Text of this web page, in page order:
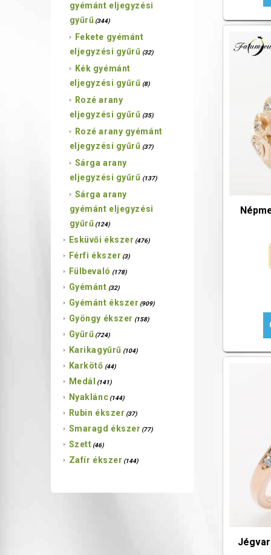
gyémánt eljegyzési
gyűrű (344)
Fekete gyémánt
eljegyzési gyűrű (32)
Kék gyémánt
eljegyzési gyűrű (8)
Rozé arany
eljegyzési gyűrű (35)
Rozé arany gyémánt
eljegyzési gyűrű (37)
Sárga arany
eljegyzési gyűrű (137)
Sárga arany
gyémánt eljegyzési
gyűrű (124)
Esküvői ékszer (476)
Férfi ékszer (3)
Fülbevaló (178)
Gyémánt (32)
Gyémánt ékszer (909)
Gyöngy ékszer (158)
Gyűrű (724)
Karikagyűrű (104)
Karkötő (44)
Medál (141)
Nyaklánc (144)
Rubin ékszer (37)
Smaragd ékszer (77)
Szett (46)
Zafír ékszer (144)